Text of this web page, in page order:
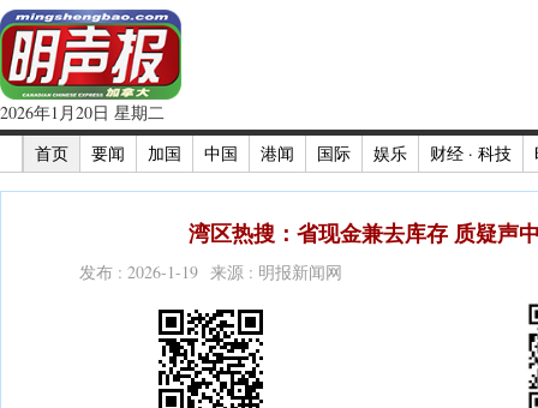
2026年1月20日 星期二
首页
要闻 加国 中国 港闻 国际 娱乐 财经 · 科技
湾区热搜：省现金兼去库存 质疑声
发布 : 2026-1-19 来源 : 明报新闻网